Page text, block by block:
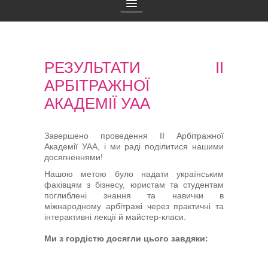
Арбітраж в Україні
Підтримка арбітражу ad hoc
Члени УАА
Бібліотека
Студенти
РЕЗУЛЬТАТИ ІІ
АРБІТРАЖНОЇ
АКАДЕМІЇ УАА
Завершено проведення II Арбітражної
Академії УАА, і ми раді поділитися нашими
досягненнями!
Нашою метою було надати українським
фахівцям з бізнесу, юристам та студентам
поглиблені знання та навички в
міжнародному арбітражі через практичні та
інтерактивні лекції й майстер-класи.
Ми з гордістю досягли цього завдяки: